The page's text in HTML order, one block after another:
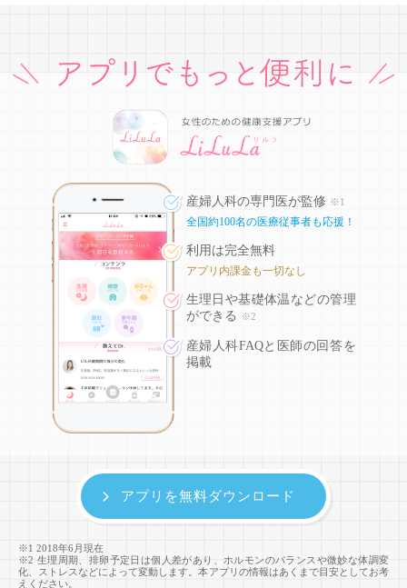
産婦人科の専門医が監修 ※1
全国約100名の医療従事者も応援！
利用は完全無料
アプリ内課金も一切なし
生理日や基礎体温などの管理
ができる
※2
産婦人科FAQと医師の回答を
掲載
※1 2018年6月現在
※2 生理周期、排卵予定日は個人差があり、ホルモンのバランスや微妙な体調変
化、ストレスなどによって変動します。本アプリの情報はあくまで目安としてお考
えください。
アプリを無料ダウンロード